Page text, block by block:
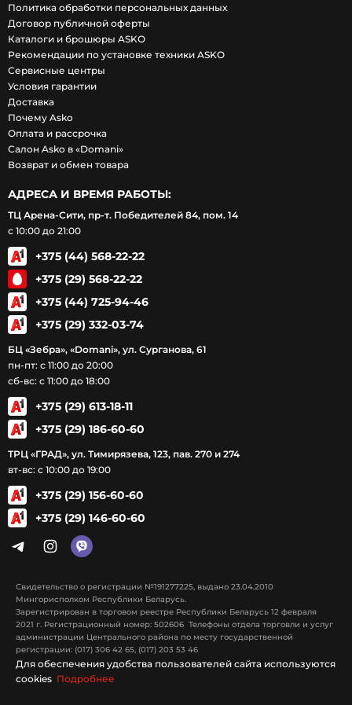
Политика обработки персональных данных
Договор публичной оферты
Каталоги и брошюры ASKO
Рекомендации по установке техники ASKO
Сервисные центры
Условия гарантии
Доставка
Почему Asko
Оплата и рассрочка
Салон Asko в «Domani»
Возврат и обмен товара
АДРЕСА И ВРЕМЯ РАБОТЫ:
ТЦ Арена-Сити, пр-т. Победителей 84, пом. 14
с 10:00 до 21:00
+375 (44) 568-22-22
+375 (29) 568-22-22
+375 (44) 725-94-46
+375 (29) 332-03-74
БЦ «Зебра», «Domani», ул. Сурганова, 61
пн-пт: с 11:00 до 20:00
сб-вс: с 11:00 до 18:00
+375 (29) 613-18-11
+375 (29) 186-60-60
ТРЦ «ГРАД», ул. Тимирязева, 123, пав. 270 и 274
вт-вс: с 10:00 до 19:00
+375 (29) 156-60-60
+375 (29) 146-60-60
Свидетельство о регистрации №191277225, выдано 23.04.2010
Мингорисполком Республики Беларусь.
Зарегистрирован в торговом реестре Республики Беларусь 12 февраля
2021 г. Регистрационный номер: 502606 Телефоны отдела торговли и услуг
администрации Центрального района по месту государственной
регистрации: (017) 306 42 65, (017) 203 53 46
Для обеспечения удобства пользователей сайта используются
cookies Подробнее